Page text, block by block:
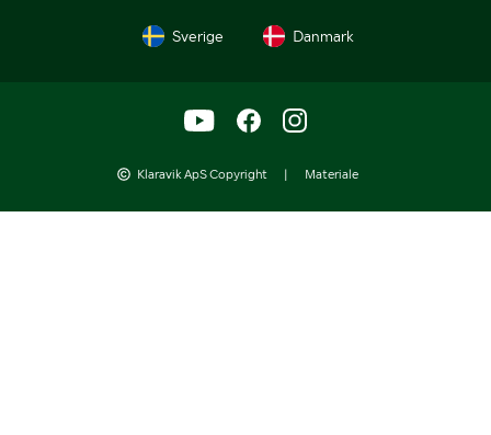
Sverige Danmark
Klaravik ApS Copyright | Materiale